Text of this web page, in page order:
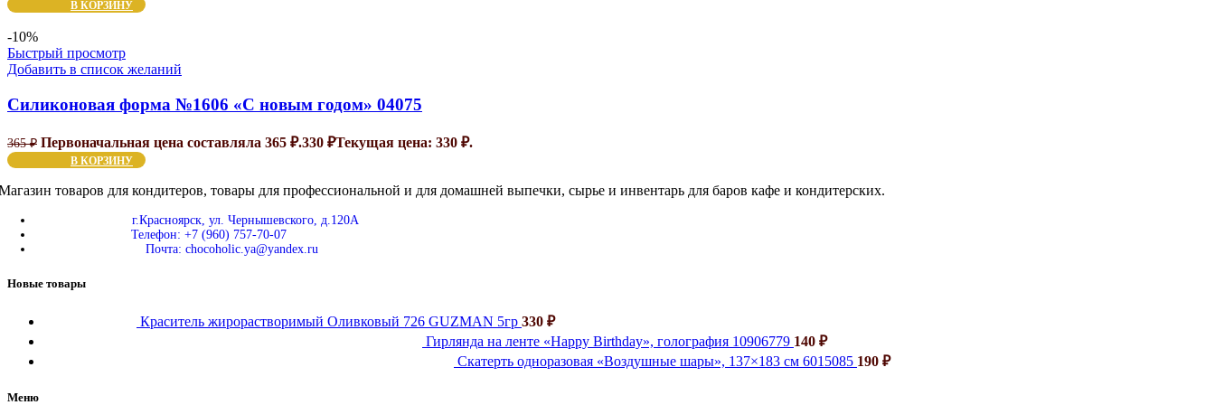
В КОРЗИНУ
-10%
Быстрый просмотр
Добавить в список желаний
Силиконовая форма №1606 «С новым годом» 04075
365₽ Первоначальная цена составляла 365 ₽.330 ₽Текущая цена: 330 ₽.
В КОРЗИНУ
товаров для кондитеров, товары для профессиональной и для домашней выпечки, сырье и инвентарь для баров кафе и кондитерских.
г.Красноярск, ул. Чернышевского, д.120А
Телефон: +7 (960) 757-70-07
Почта: chocoholic.ya@yandex.ru
Новые товары
Краситель жирорастворимый Оливковый 726 GUZMAN 5гр 330 ₽
Гирлянда на ленте «Happy Birthday», голография 10906779 140 ₽
Скатерть одноразовая «Воздушные шары», 137×183 см 6015085 190 ₽
Меню